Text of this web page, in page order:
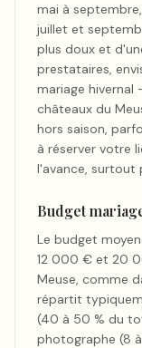
mai à
juillet et
plus doux et
prestataires,
mariage
châteaux du
hors saison,
à réserver votre
l'avance, surtout
Budget
Le budget
12 000 € et 20
Meuse, comme
répartit
(40 à 50 % du
photographe (8